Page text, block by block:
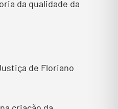
da qualidade da
de Floriano